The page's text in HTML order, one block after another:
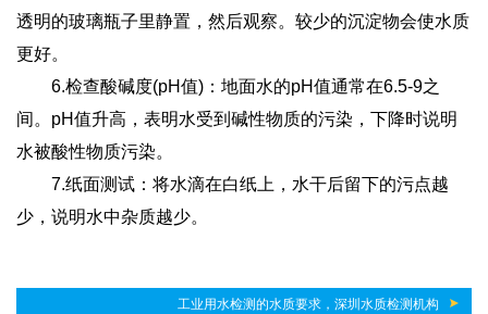
透明的玻璃瓶子里静置，然后观察。较少的沉淀物会使水质
更好。
6.检查酸碱度(pH值)：地面水的pH值通常在6.5-9之
间。pH值升高，表明水受到碱性物质的污染，下降时说明
水被酸性物质污染。
7.纸面测试：将水滴在白纸上，水干后留下的污点越
少，说明水中杂质越少。
工业用水检测的水质要求，深圳水质检测机构